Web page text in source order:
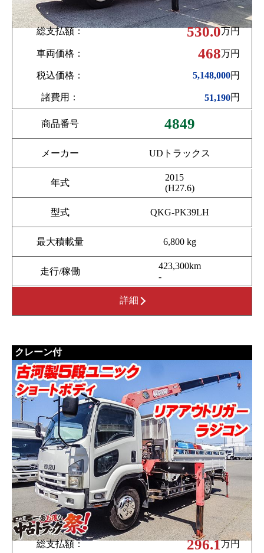
総支払額： 530.0万円
車両価格： 468万円
税込価格： 5,148,000円
諸費用： 51,190円
商品番号 4849
メーカー UDトラックス
年式
2015
(H27.6)
型式 QKG-PK39LH
最大積載量 6,800 kg
走行/稼働
423,300km
-
詳細
クレーン付
総支払額： 296.1万円